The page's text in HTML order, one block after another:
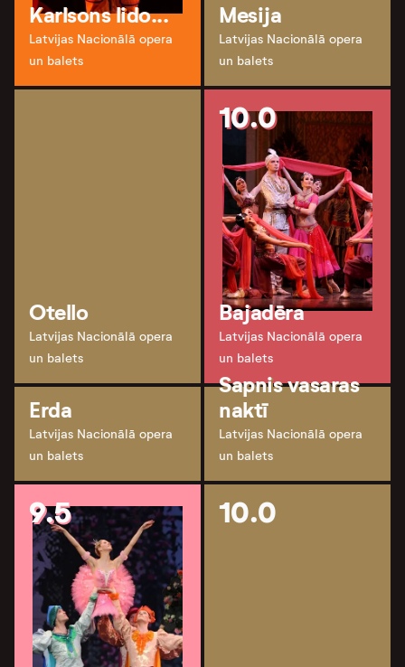
Karlsons lido...
Latvijas Nacionālā opera
un balets
Mesija
Latvijas Nacionālā opera
un balets
Otello
Latvijas Nacionālā opera
un balets
10.0
Bajadēra
Latvijas Nacionālā opera
un balets
Erda
Latvijas Nacionālā opera
un balets
Sapnis vasaras
naktī
Latvijas Nacionālā opera
un balets
9.5 10.0